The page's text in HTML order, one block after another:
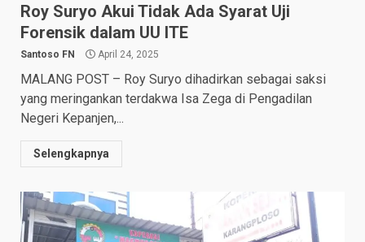
Roy Suryo Akui Tidak Ada Syarat Uji
Forensik dalam UU ITE
Santoso FN April 24, 2025
MALANG POST – Roy Suryo dihadirkan sebagai saksi
yang meringankan terdakwa Isa Zega di Pengadilan
Negeri Kepanjen,...
Selengkapnya